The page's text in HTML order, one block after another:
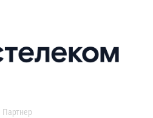
Партнер